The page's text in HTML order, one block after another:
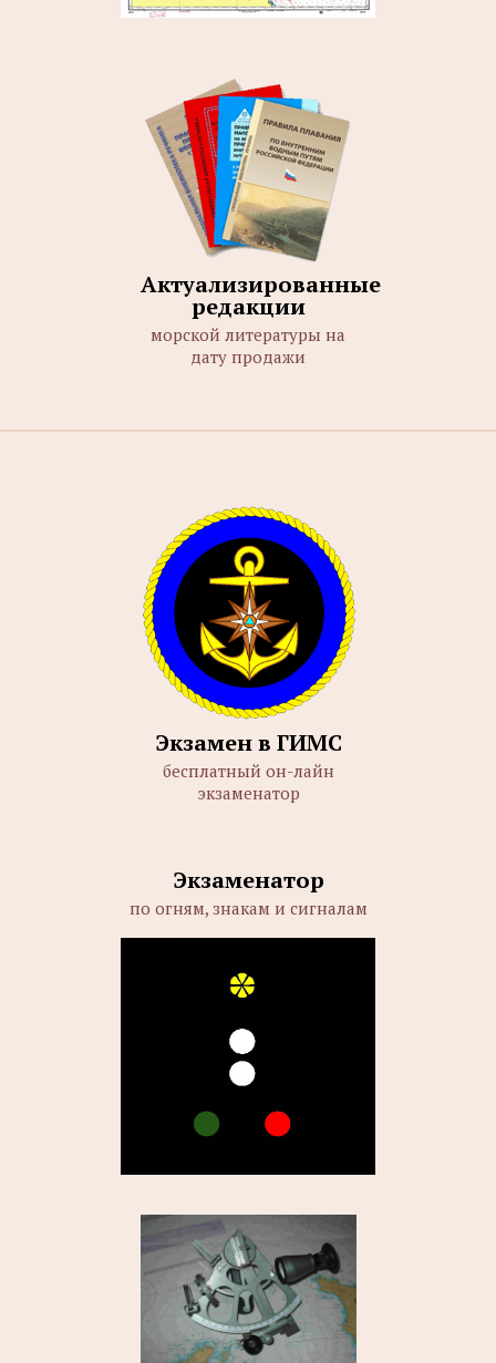
Актуализированные
редакции
морской литературы на
дату продажи
Экзамен в ГИМС
бесплатный он-лайн
экзаменатор
Экзаменатор
по огням, знакам и сигналам